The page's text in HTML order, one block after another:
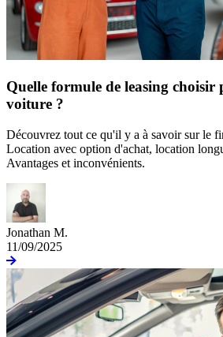
Quelle formule de leasing choisir
voiture ?
Découvrez tout ce qu'il y a à savoir sur le
Location avec option d'achat, location
Avantages et inconvénients.
Jonathan M.
11/09/2025